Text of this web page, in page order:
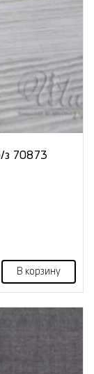
з 70873
В корзину